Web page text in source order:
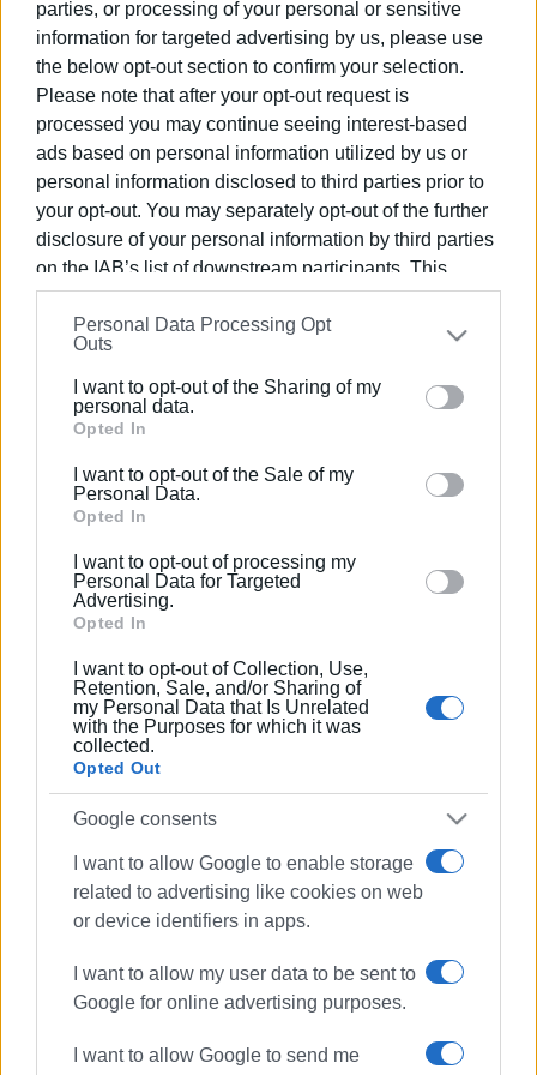
parties, or processing of your personal or sensitive
information for targeted advertising by us, please use
the below opt-out section to confirm your selection.
Please note that after your opt-out request is
processed you may continue seeing interest-based
ads based on personal information utilized by us or
personal information disclosed to third parties prior to
your opt-out. You may separately opt-out of the further
disclosure of your personal information by third parties
on the IAB’s list of downstream participants. This
information may also be disclosed by us to third parties
on theIAB’s List of Downstream Participants
that may
further disclose it to other third parties.
Please note that this website/app uses one or more
Google services and may gather and store information
behaviour. You may click to grant or deny consent to
Google and its third-party tags to use your data for
section.
Personal Data Processing Opt
Outs
I want to opt-out of the Sharing of my
personal data.
Opted In
I want to opt-out of the Sale of my
Personal Data.
Opted In
I want to opt-out of processing my
Personal Data for Targeted
Advertising.
Opted In
I want to opt-out of Collection, Use,
Retention, Sale, and/or Sharing of
my Personal Data that Is Unrelated
with the Purposes for which it was
collected.
Opted Out
Google consents
I want to allow Google to enable storage
related to advertising like cookies on web
or device identifiers in apps.
I want to allow my user data to be sent to
Google for online advertising purposes.
I want to allow Google to send me
Όλα έτοιμα για την έναρξη του 10ου
"Corfu Old Town Trail" (photos)
30 ΑΥΓΟΎΣΤΟΥ 2023/10:01
Έρχεται στις 23 Σεπτεμβρίου το Corfu
Old Town Trail
Στις 23 Σεπτεμβρίου ο αγώνας Corfu
Old Town Trail 2023
«Τρέχω στην ιστορία μου»: Στις 24
Σεπτεμβρίου το Corfu Urban Trail
13 ΙΟΥΛΊΟΥ 2022/11:25
Στις 24 Σεπτεμβριου 2022 το 9ο Corfu
Old Town Trail
19 ΙΟΥΛΊΟΥ 2021/12:30
Στις 17 Οκτωβρίου ο αγώνας δρόμου
11 ΟΚΤΩΒΡΊΟΥ 2020
διοργάνωση, το χάρηκαν όλοι
(videos-photos)
10 ΟΚΤΩΒΡΊΟΥ 2020